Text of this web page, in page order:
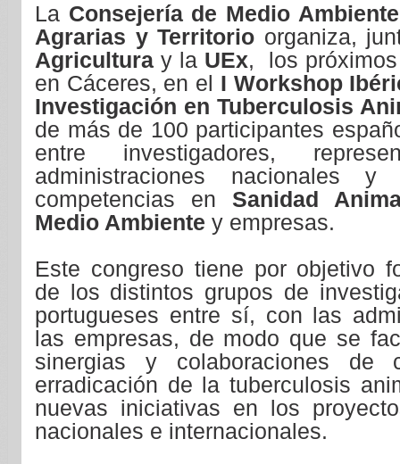
La Consejería de Medio
Agrarias y Territorio organiza,
Agricultura y la UEx, los
en Cáceres, en el I Workshop
Investigación en Tuberculosis
de más de 100 participantes
entre investigadores,
administraciones nacionales y
competencias en Sanidad
Medio Ambiente y empresas.
Este congreso tiene por objetivo
de los distintos grupos de
portugueses entre sí, con las
las empresas, de modo que se
sinergias y colaboraciones
erradicación de la tuberculosis
nuevas iniciativas en los
nacionales e internacionales.